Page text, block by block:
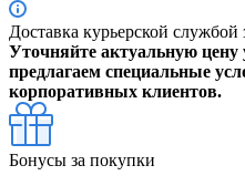
Доставка курьерской службой
Уточняйте актуальную
предлагаем специальные
корпоративных клиентов.
Бонусы за покупки